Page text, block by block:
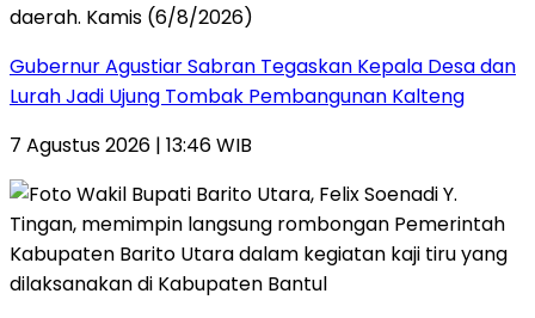
Gubernur Agustiar Sabran Tegaskan Kepala Desa dan
Lurah Jadi Ujung Tombak Pembangunan Kalteng
7 Agustus 2026 | 13:46 WIB